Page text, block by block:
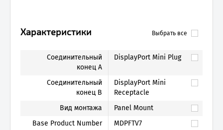
Выбрать все
Характеристики
Соединительный
конец А
DisplayPort Mini Plug
Соединительный
конец B
DisplayPort Mini
Receptacle
Вид монтажа
Panel Mount
Base Product Number
MDPFTV7